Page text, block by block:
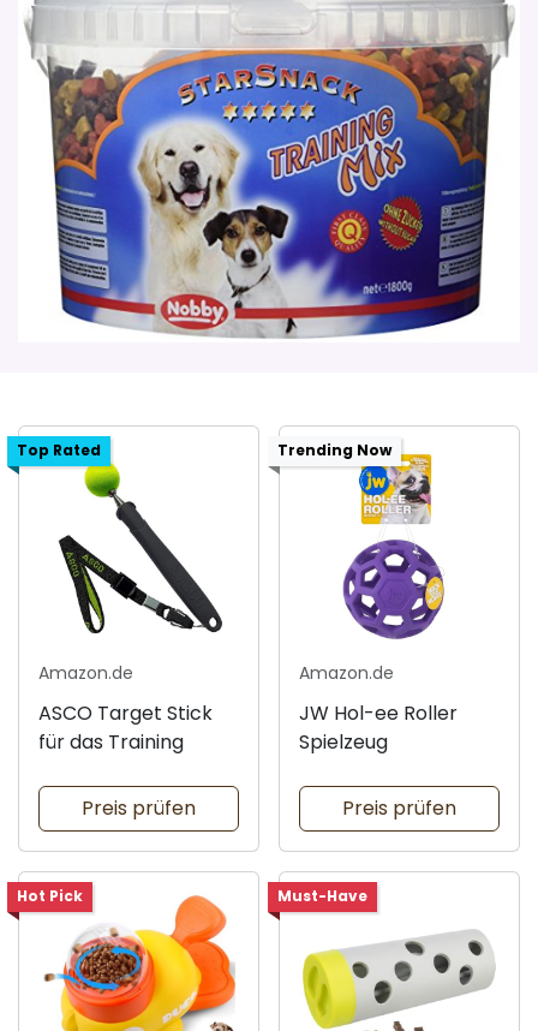
Top Rated
Amazon.de
ASCO Target Stick
für das Training
Preis prüfen
Trending Now
Amazon.de
JW Hol-ee Roller
Spielzeug
Preis prüfen
Hot Pick Must-Have